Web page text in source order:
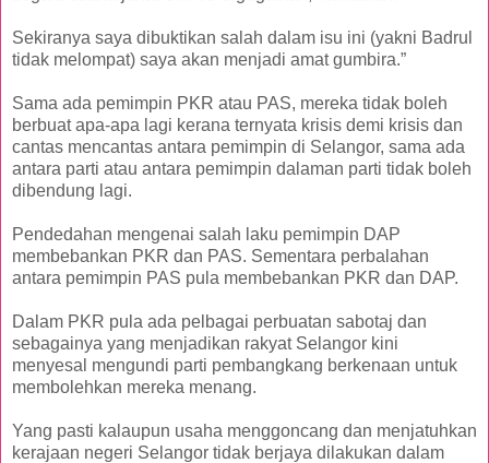
Sekiranya saya dibuktikan salah dalam isu ini (yakni Badrul
tidak melompat) saya akan menjadi amat gumbira.”
Sama ada pemimpin PKR atau PAS, mereka tidak boleh
berbuat apa-apa lagi kerana ternyata krisis demi krisis dan
cantas mencantas antara pemimpin di Selangor, sama ada
antara parti atau antara pemimpin dalaman parti tidak boleh
dibendung lagi.
Pendedahan mengenai salah laku pemimpin DAP
membebankan PKR dan PAS. Sementara perbalahan
antara pemimpin PAS pula membebankan PKR dan DAP.
Dalam PKR pula ada pelbagai perbuatan sabotaj dan
sebagainya yang menjadikan rakyat Selangor kini
menyesal mengundi parti pembangkang berkenaan untuk
membolehkan mereka menang.
Yang pasti kalaupun usaha menggoncang dan menjatuhkan
kerajaan negeri Selangor tidak berjaya dilakukan dalam